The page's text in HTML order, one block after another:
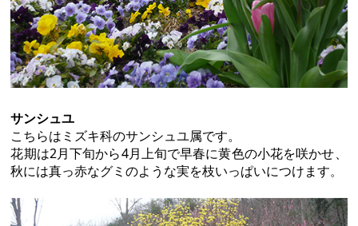
サンシュユ
こちらはミズキ科のサンシュユ属です。
花期は2月下旬から4月上旬で早春に黄色の小花を咲かせ、
秋には真っ赤なグミのような実を枝いっぱいにつけます。